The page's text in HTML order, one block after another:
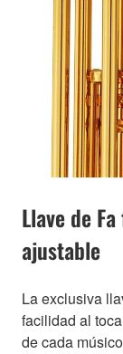
Llave de
ajustable
La exclusiva
facilidad al
de cada